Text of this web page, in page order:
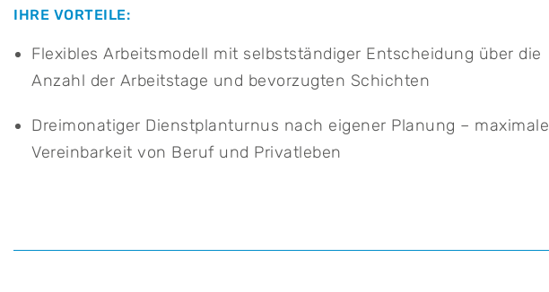
IHRE VORTEILE:
Flexibles Arbeitsmodell mit selbstständiger Entscheidung über die
Anzahl der Arbeitstage und bevorzugten Schichten
Dreimonatiger Dienstplanturnus nach eigener Planung – maximale
Vereinbarkeit von Beruf und Privatleben